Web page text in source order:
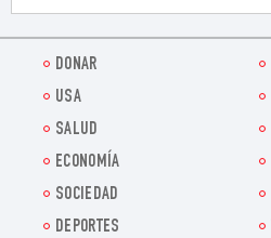
DONAR
USA
SALUD
ECONOMÍA
SOCIEDAD
DEPORTES